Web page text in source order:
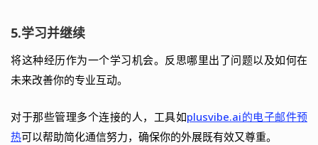
5.学习并继续
将这种经历作为一个学习机会。反思哪里出了问题以及如何在
未来改善你的专业互动。
对于那些管理多个连接的人，工具如plusvibe.ai的电子邮件预
热可以帮助简化通信努力，确保你的外展既有效又尊重。